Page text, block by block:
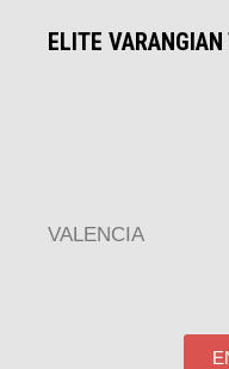
ELITE
VALENCIA